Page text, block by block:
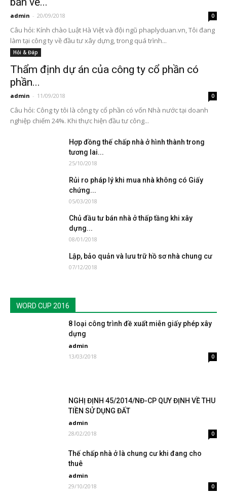
admin - 20/09/2018 0
Câu hỏi: Kính chào Luật Hà Việt và đội ngũ phaplyduan.vn, Tôi đang
làm tại công ty về đầu tư xây dựng, trong quá trình...
Hỏi & Đáp
Thẩm định dự án của công ty cổ phần có
phần...
admin - 11/09/2018 0
Câu hỏi: Công ty tôi là công ty cổ phần có vốn Nhà nước tại doanh
nghiệp chiếm 24%. Khi thực hiện đầu tư công...
Hợp đồng thế chấp nhà ở hình thành trong
tương lai...
25/10/2018
Rủi ro pháp lý khi mua nhà không có Giấy
chứng...
05/03/2018
Chủ đầu tư bán nhà ở thấp tầng khi xây
dựng...
08/01/2018
Lập, bảo quản và lưu trữ hồ sơ nhà chung cư
07/12/2018
WORD CUP 2016
8 loại công trình đề xuất miễn giấy phép xây
dựng
admin
13/03/2018
0
NGHỊ ĐỊNH 45/2014/NĐ-CP QUY ĐỊNH VỀ THU
TIỀN SỬ DỤNG ĐẤT
admin
28/02/2018
0
Thế chấp nhà ở là chung cư khi đang cho
thuê
admin
29/10/2018
0